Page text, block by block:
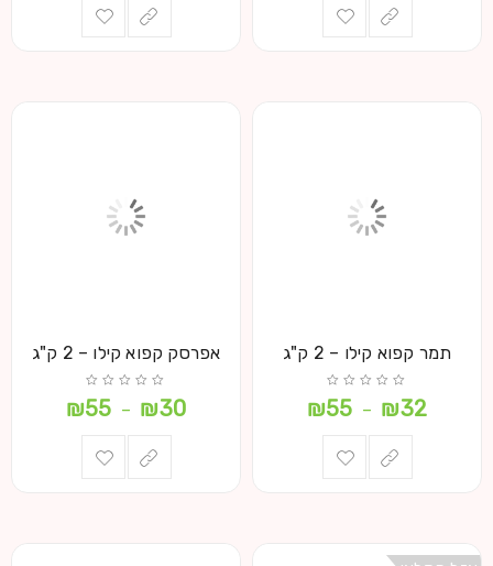
תמר קפוא קילו – 2 ק"ג
₪32
–
₪55
אפרסק קפוא קילו – 2 ק"ג
₪30
–
₪55